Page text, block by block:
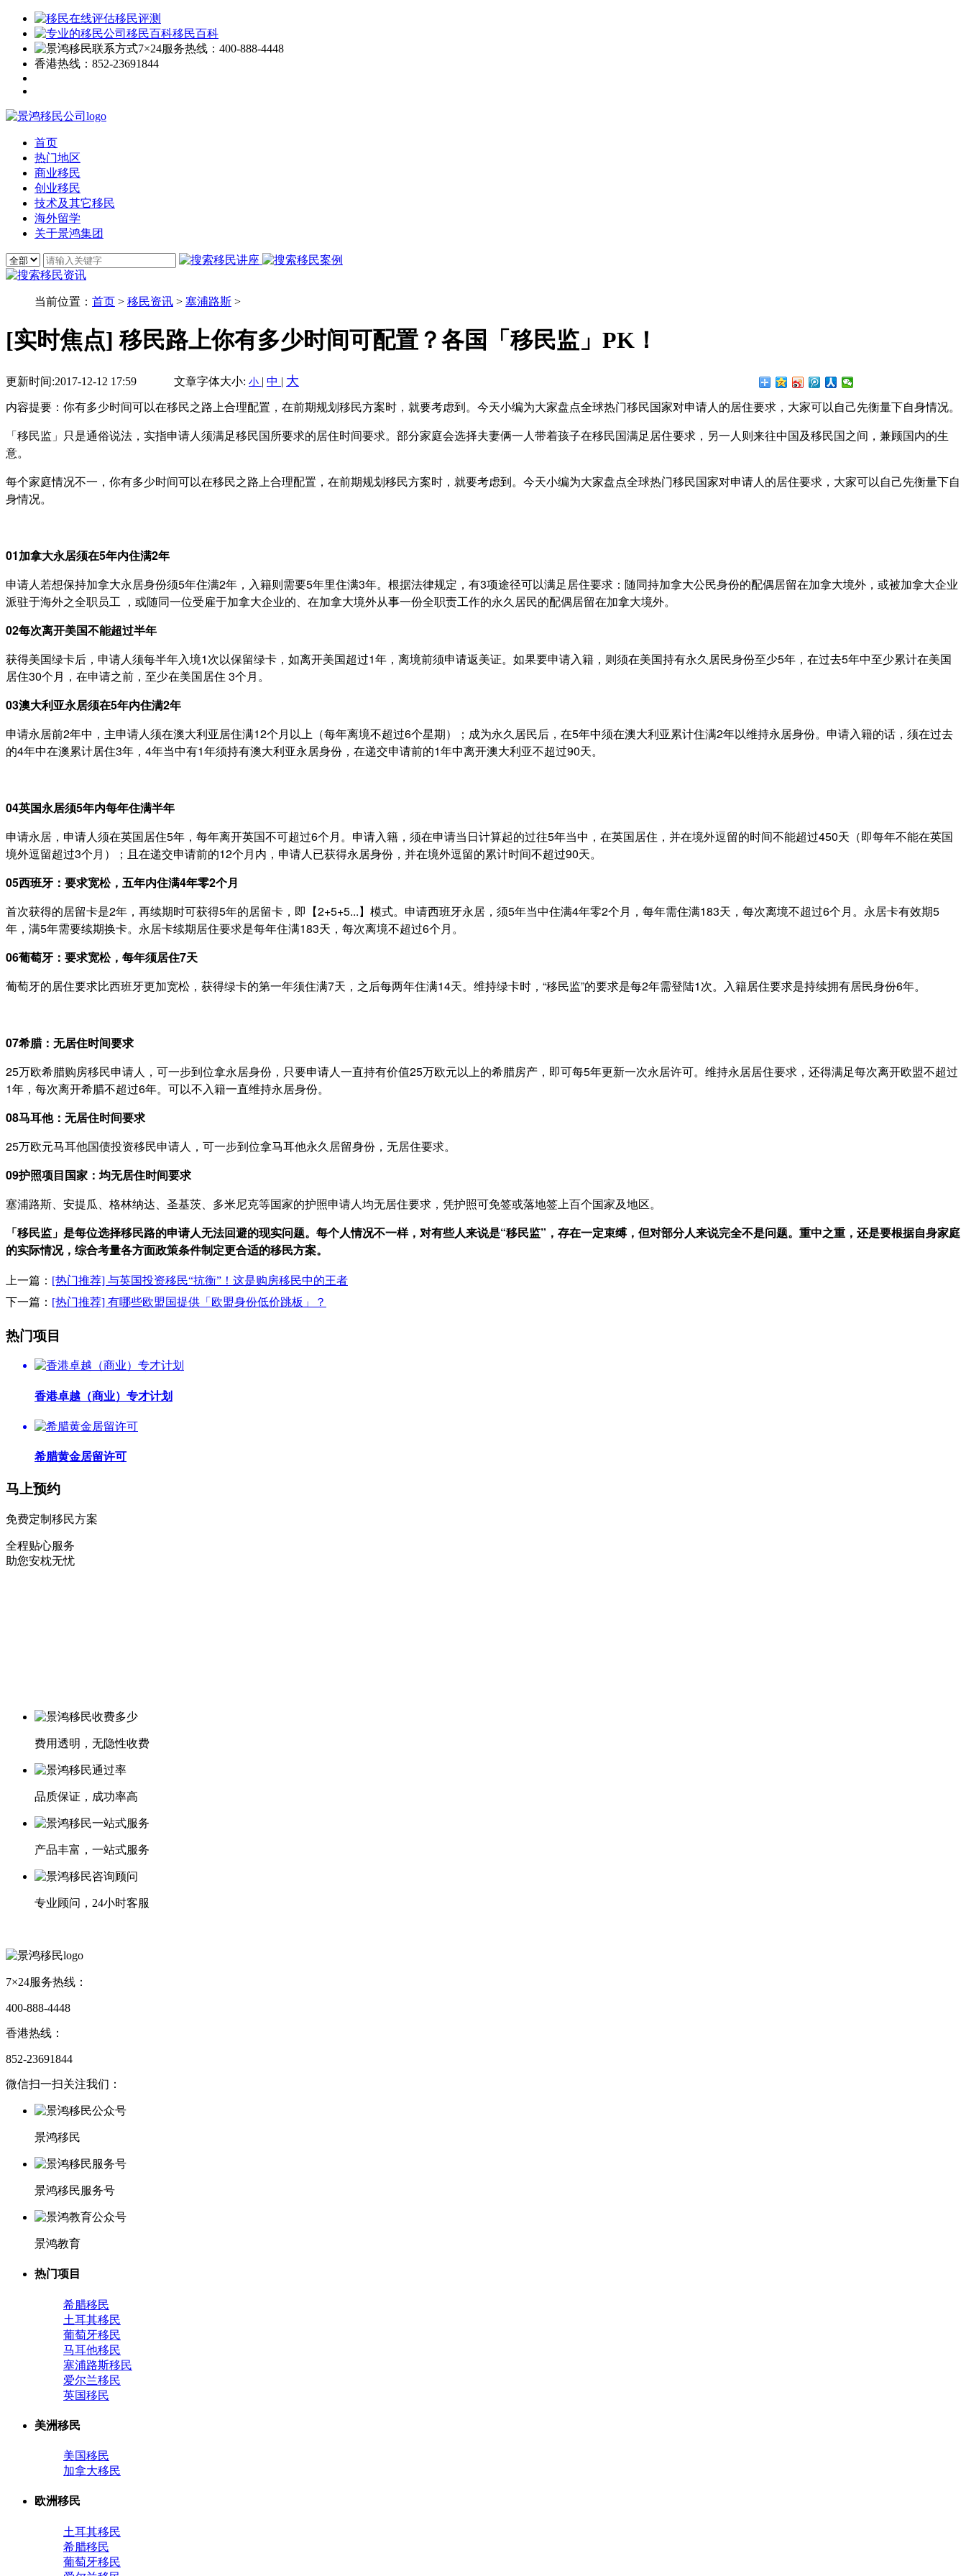
移民评测
移民百科
7×24服务热线： 400-888-4448
香港热线： 852-23691844
首页
热门地区
商业移民
创业移民
技术及其它移民
海外留学
关于景鸿集团
当前位置： 首页 > 移民资讯 > 塞浦路斯 >
[实时焦点] 移民路上你有多少时间可配置？各国「移民监」PK！
更新时间:2017-12-12 17:59 文章字体大小: 小 | 中 | 大
内容提要：你有多少时间可以在移民之路上合理配置，在前期规划移民方案时，就要考虑到。今天小编为大家盘点全球热门移民国家对申请人的居住要求，大家可以自己先衡量下自身情况。
「移民监」只是通俗说法，实指申请人须满足移民国所要求的居住时间要求。部分家庭会选择夫妻俩一人带着孩子在移民国满足居住要求，另一人则来往中国及移民国之间，兼顾国内的生
意。
每个家庭情况不一，你有多少时间可以在移民之路上合理配置，在前期规划移民方案时，就要考虑到。今天小编为大家盘点全球热门移民国家对申请人的居住要求，大家可以自己先衡量下自
身情况。
01加拿大永居须在5年内住满2年
申请人若想保持加拿大永居身份须5年住满2年，入籍则需要5年里住满3年。根据法律规定，有3项途径可以满足居住要求：随同持加拿大公民身份的配偶居留在加拿大境外，或被加拿大企业
派驻于海外之全职员工 ，或随同一位受雇于加拿大企业的、在加拿大境外从事一份全职责工作的永久居民的配偶居留在加拿大境外。
02每次离开美国不能超过半年
获得美国绿卡后，申请人须每半年入境1次以保留绿卡，如离开美国超过1年，离境前须申请返美证。如果要申请入籍，则须在美国持有永久居民身份至少5年，在过去5年中至少累计在美国
居住30个月，在申请之前，至少在美国居住 3个月。
03澳大利亚永居须在5年内住满2年
申请永居前2年中，主申请人须在澳大利亚居住满12个月以上（每年离境不超过6个星期）；成为永久居民后，在5年中须在澳大利亚累计住满2年以维持永居身份。申请入籍的话，须在过去
的4年中在澳累计居住3年，4年当中有1年须持有澳大利亚永居身份，在递交申请前的1年中离开澳大利亚不超过90天。
04英国永居须5年内每年住满半年
申请永居，申请人须在英国居住5年，每年离开英国不可超过6个月。申请入籍，须在申请当日计算起的过往5年当中，在英国居住，并在境外逗留的时间不能超过450天（即每年不能在英国
境外逗留超过3个月）；且在递交申请前的12个月内，申请人已获得永居身份，并在境外逗留的累计时间不超过90天。
05西班牙： 要求宽松，五年内住满4年零2个月
首次获得的居留卡是2年，再续期时可获得5年的居留卡，即【2+5+5...】模式。申请西班牙永居，须5年当中住满4年零2个月，每年需住满183天，每次离境不超过6个月。永居卡有效期5
年，满5年需要续期换卡。永居卡续期居住要求是每年住满183天，每次离境不超过6个月。
06葡萄牙： 要求宽松，每年须居住7天
葡萄牙的居住要求比西班牙更加宽松，获得绿卡的第一年须住满7天，之后每两年住满14天。维持绿卡时，“移民监”的要求是每2年需登陆1次。入籍居住要求是持续拥有居民身份6年。
07希腊：无居住时间要求
25万欧希腊购房移民申请人，可一步到位拿永居身份，只要申请人一直持有价值25万欧元以上的希腊房产，即可每5年更新一次永居许可。维持永居居住要求，还得满足每次离开欧盟不超过
1年，每次离开希腊不超过6年。可以不入籍一直维持永居身份。
08马耳他：无居住时间要求
25万欧元马耳他国债投资移民申请人，可一步到位拿马耳他永久居留身份，无居住要求。
09护照项目国家： 均无居住时间要求
塞浦路斯、安提瓜、格林纳达、圣基茨、多米尼克等国家的护照申请人均无居住要求，凭护照可免签或落地签上百个国家及地区。
「移民监」是每位选择移民路的申请人无法回避的现实问题。每个人情况不一样，对有些人来说是“移民监”，存在一定束缚，但对部分人来说完全不是问题。重中之重，还是要根据自身家庭
的实际情况，综合考量各方面政策条件制定更合适的移民方案。
上一篇： [热门推荐] 与英国投资移民“抗衡”！这是购房移民中的王者
下一篇： [热门推荐] 有哪些欧盟国提供「欧盟身份低价跳板」？
热门项目
香港卓越（商业）专才计划
希腊黄金居留许可
马上预约
免费定制移民方案
全程贴心服务
助您安枕无忧
费用透明，无隐性收费
品质保证，成功率高
产品丰富，一站式服务
专业顾问，24小时客服
7×24服务热线：
400-888-4448
香港热线：
852-23691844
微信扫一扫关注我们：
景鸿移民
景鸿移民服务号
景鸿教育
热门项目
希腊移民
土耳其移民
葡萄牙移民
马耳他移民
塞浦路斯移民
爱尔兰移民
英国移民
美洲移民
美国移民
加拿大移民
欧洲移民
土耳其移民
希腊移民
葡萄牙移民